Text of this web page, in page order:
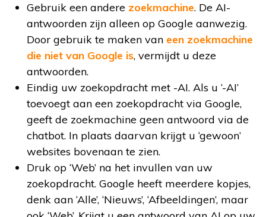
Gebruik een andere zoekmachine. De AI-
antwoorden zijn alleen op Google aanwezig.
Door gebruik te maken van een zoekmachine
die niet van Google is, vermijdt u deze
antwoorden.
Eindig uw zoekopdracht met -AI. Als u ‘-AI’
toevoegt aan een zoekopdracht via Google,
geeft de zoekmachine geen antwoord via de
chatbot. In plaats daarvan krijgt u ‘gewoon’
websites bovenaan te zien.
Druk op ‘Web’ na het invullen van uw
zoekopdracht. Google heeft meerdere kopjes,
denk aan ‘Alle’, ‘Nieuws’, ‘Afbeeldingen’, maar